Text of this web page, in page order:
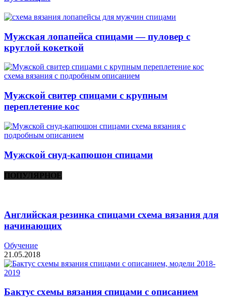
Мужская лопапейса спицами — пуловер с
круглой кокеткой
Мужской свитер спицами с крупным
переплетение кос
Мужской снуд-капюшон спицами
ПОПУЛЯРНОЕ
Английская резинка спицами схема вязания для
начинающих
Обучение
21.05.2018
Бактус схемы вязания спицами с описанием